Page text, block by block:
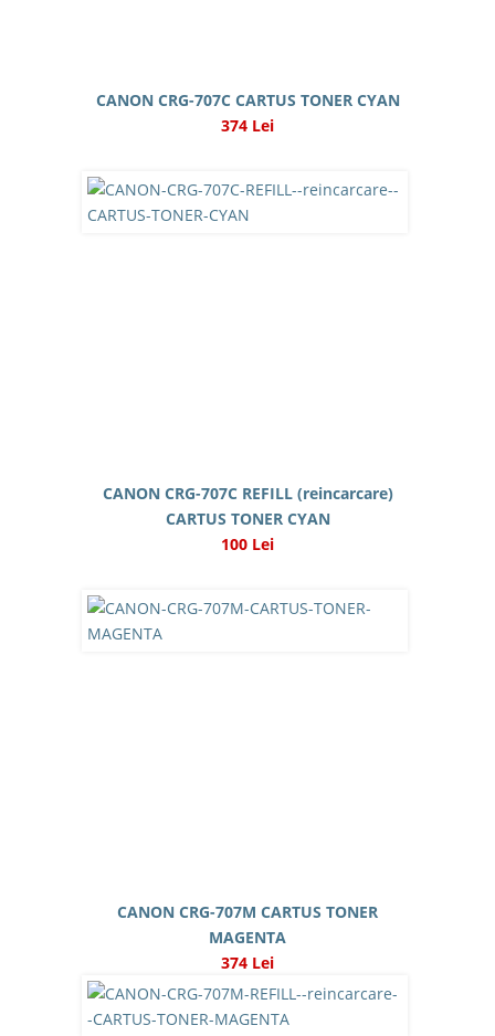
CANON CRG-707C CARTUS TONER CYAN
374 Lei
CANON CRG-707C REFILL (reincarcare)
CARTUS TONER CYAN
100 Lei
CANON CRG-707M CARTUS TONER
MAGENTA
374 Lei